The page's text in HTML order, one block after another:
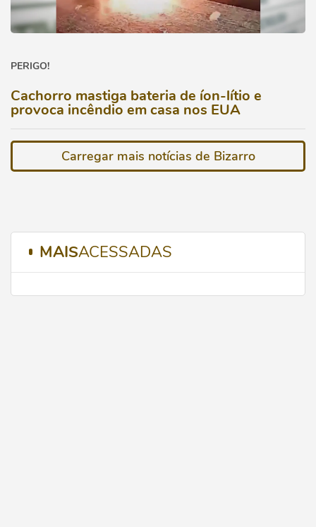
PERIGO!
Cachorro mastiga bateria de íon-lítio e
provoca incêndio em casa nos EUA
Carregar mais notícias de Bizarro
MAISACESSADAS